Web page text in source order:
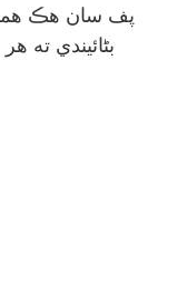
پف سان هڪ
بڻائيندي ته